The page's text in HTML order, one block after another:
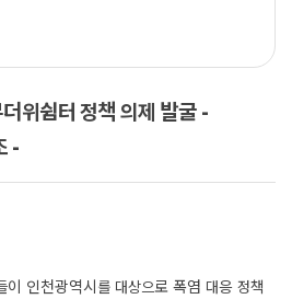
위쉼터 정책 의제 발굴 -
-
이 인천광역시를 대상으로 폭염 대응 정책